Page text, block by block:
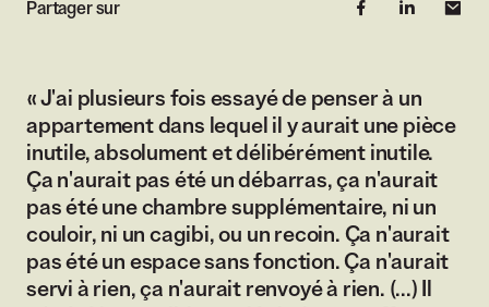
Partager sur
« J'ai plusieurs fois essayé de penser à un
appartement dans lequel il y aurait une pièce
inutile, absolument et délibérément inutile.
Ça n'aurait pas été un débarras, ça n'aurait
pas été une chambre supplémentaire, ni un
couloir, ni un cagibi, ou un recoin. Ça n'aurait
pas été un espace sans fonction. Ça n'aurait
servi à rien, ça n'aurait renvoyé à rien. (...) Il